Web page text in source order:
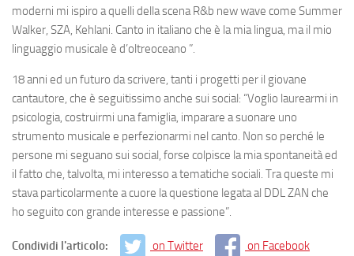
moderni mi ispiro a quelli della scena R&b new wave come Summer
Walker, SZA, Kehlani. Canto in italiano che è la mia lingua, ma il mio
linguaggio musicale è d’oltreoceano ”.
18 anni ed un futuro da scrivere, tanti i progetti per il giovane
cantautore, che è seguitissimo anche sui social: “Voglio laurearmi in
psicologia, costruirmi una famiglia, imparare a suonare uno
strumento musicale e perfezionarmi nel canto. Non so perché le
persone mi seguano sui social, forse colpisce la mia spontaneità ed
il fatto che, talvolta, mi interesso a tematiche sociali. Tra queste mi
stava particolarmente a cuore la questione legata al DDL ZAN che
ho seguito con grande interesse e passione”.
Condividi l'articolo: on Twitter on Facebook